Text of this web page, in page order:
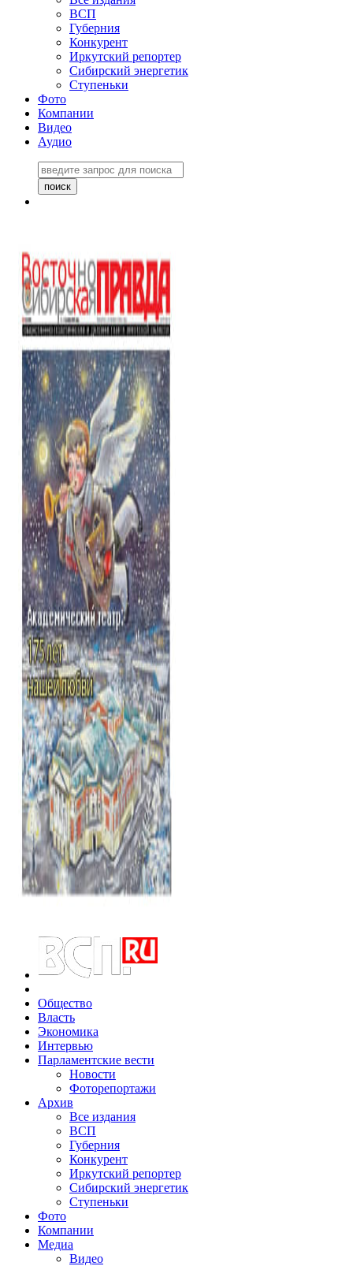
ВСП
Губерния
Конкурент
Иркутский репортер
Сибирский энергетик
Ступеньки
Фото
Компании
Видео
Аудио
Общество
Власть
Экономика
Интервью
Парламентские вести
Новости
Фоторепортажи
Архив
Все издания
ВСП
Губерния
Конкурент
Иркутский репортер
Сибирский энергетик
Ступеньки
Фото
Компании
Медиа
Видео